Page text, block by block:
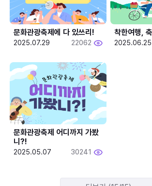
문화관광축제에 다 있쓰리!
2025.07.29 22062
착한여행,
2025.06.25
문화관광축제 어디까지 가봤
니?!
2025.05.07 30241